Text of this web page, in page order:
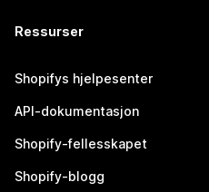
Ressurser
Shopifys hjelpesenter
API-dokumentasjon
Shopify-fellesskapet
Shopify-blogg